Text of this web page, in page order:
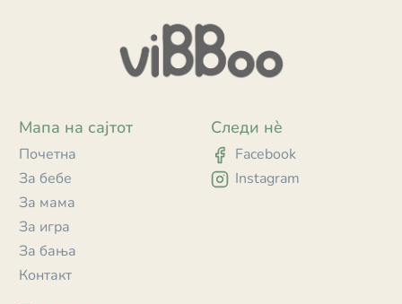
Мапа на сајтот
Почетна
За бебе
За мама
За игра
За бања
Контакт
Следи нè
Facebook
Instagram